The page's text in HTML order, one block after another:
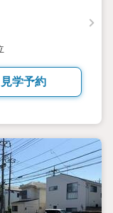
見学予約